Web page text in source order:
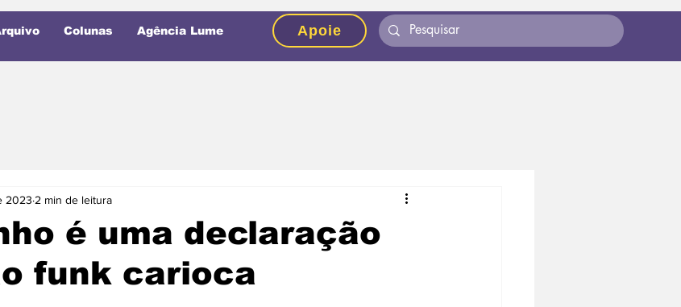
Colunas Agência Lume Apoie
é uma declaração
funk carioca
2023 2 min de leitura